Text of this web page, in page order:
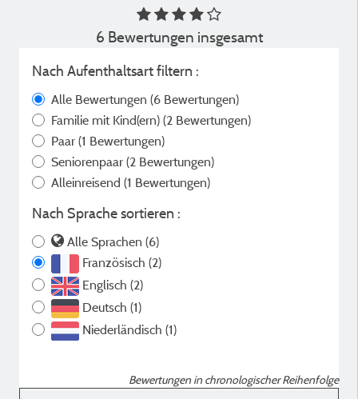
6 Bewertungen insgesamt
Nach Aufenthaltsart filtern :
Alle Bewertungen (6 Bewertungen)
Familie mit Kind(ern) (2 Bewertungen)
Paar (1 Bewertungen)
Seniorenpaar (2 Bewertungen)
Alleinreisend (1 Bewertungen)
Nach Sprache sortieren :
Alle Sprachen (6)
Französisch (2)
Englisch (2)
Deutsch (1)
Niederländisch (1)
Bewertungen in chronologischer Reihenfolge